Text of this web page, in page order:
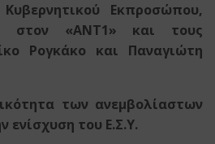
Εκπροσώπου,
στον «ΑΝΤ1» και τους
Ρογκάκο και Παναγιώτη
των ανεμβολίαστων
ενίσχυση του Ε.Σ.Υ.